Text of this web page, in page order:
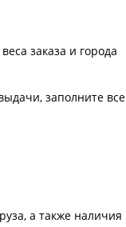
заказа и города
заполните все
а также наличия